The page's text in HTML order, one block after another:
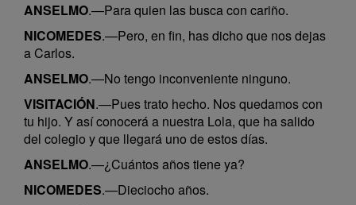
ANSELMO.—Para quien las busca con cariño.
NICOMEDES.—Pero, en fin, has dicho que nos dejas
a Carlos.
ANSELMO.—No tengo inconveniente ninguno.
VISITACIÓN.—Pues trato hecho. Nos quedamos con
tu hijo. Y así conocerá a nuestra Lola, que ha salido
del colegio y que llegará uno de estos días.
ANSELMO.—¿Cuántos años tiene ya?
NICOMEDES.—Dieciocho años.